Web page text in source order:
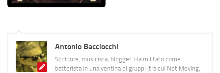
Antonio Bacciocchi
Scrittore, musicista, blogger. Ha militato come
batterista in una ventina di gruppi (tra cui Not Moving,